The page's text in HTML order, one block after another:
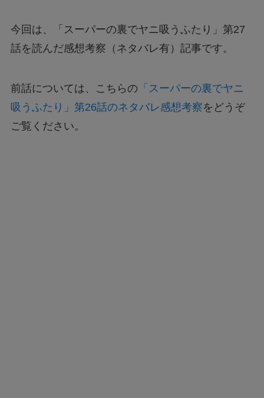
今回は、「スーパーの裏でヤニ吸うふたり」第27
話を読んだ感想考察（ネタバレ有）記事です。
前話については、こちらの 「スーパーの裏でヤニ
吸うふたり」第26話のネタバレ感想考察をどうぞ
ご覧ください。